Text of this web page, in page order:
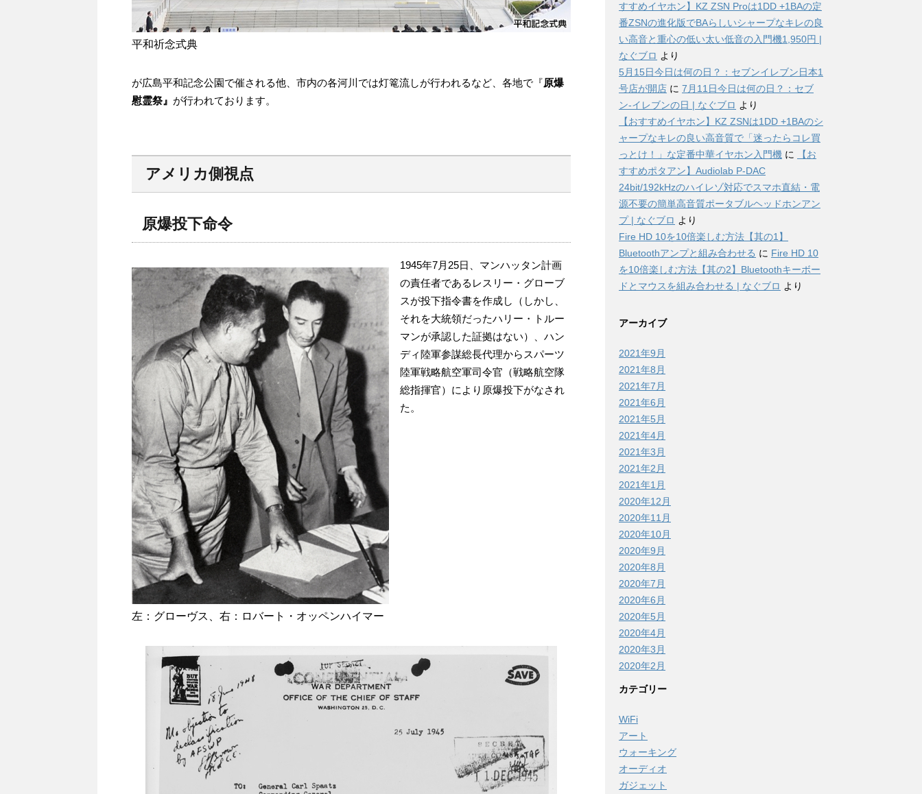
平和祈念式典
が広島平和記念公園で催される他、市内の各河川では灯篭流しが行われるなど、各地で『原爆
慰霊祭』 が行われております。
アメリカ側視点
原爆投下命令
左：グローヴス、右：ロバート・オッペンハイマー
1945年7月25日、マンハッタン計画
の責任者であるレスリー・グローブ
スが投下指令書を作成し（しかし、
それを大統領だったハリー・トルー
マンが承認した証拠はない）、ハン
ディ陸軍参謀総長代理からスパーツ
陸軍戦略航空軍司令官（戦略航空隊
総指揮官）により原爆投下がなされ
た。
すすめイヤホン】KZ ZSN Proは1DD +1BAの定
番ZSNの進化版でBAらしいシャープなキレの良
い高音と重心の低い太い低音の入門機1,950円 |
なぐブロ より
5月15日今日は何の日？：セブンイレブン日本1
号店が開店 に 7月11日今日は何の日？：セブ
ン-イレブンの日 | なぐブロ より
【おすすめイヤホン】KZ ZSNは1DD +1BAのシ
ャープなキレの良い高音質で「迷ったらコレ買
っとけ！」な定番中華イヤホン入門機 に
【お
すすめポタアン】Audiolab P-DAC
24bit/192kHzのハイレゾ対応でスマホ直結・電
源不要の簡単高音質ポータブルヘッドホンアン
プ | なぐブロ より
Fire HD 10を10倍楽しむ方法【其の1】
Bluetoothアンプと組み合わせる に Fire HD 10
を10倍楽しむ方法【其の2】Bluetoothキーボー
ドとマウスを組み合わせる | なぐブロ より
アーカイブ
2021年9月
2021年8月
2021年7月
2021年6月
2021年5月
2021年4月
2021年3月
2021年2月
2021年1月
2020年12月
2020年11月
2020年10月
2020年9月
2020年8月
2020年7月
2020年6月
2020年5月
2020年4月
2020年3月
2020年2月
カテゴリー
WiFi
アート
ウォーキング
オーディオ
ガジェット